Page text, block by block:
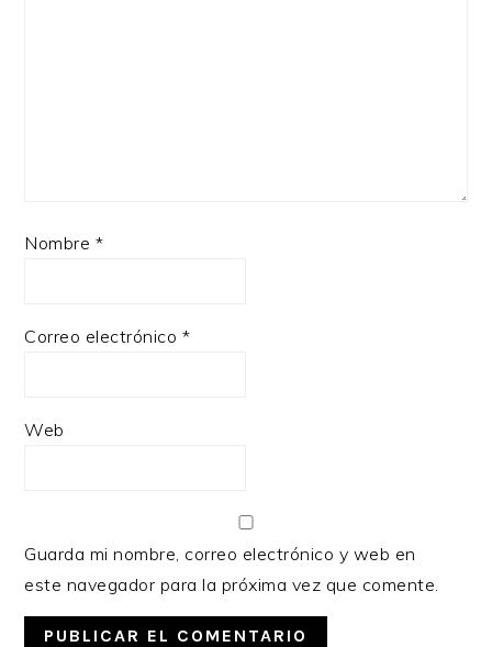
Nombre *
Correo electrónico *
Web
Guarda mi nombre, correo electrónico y web en
este navegador para la próxima vez que comente.